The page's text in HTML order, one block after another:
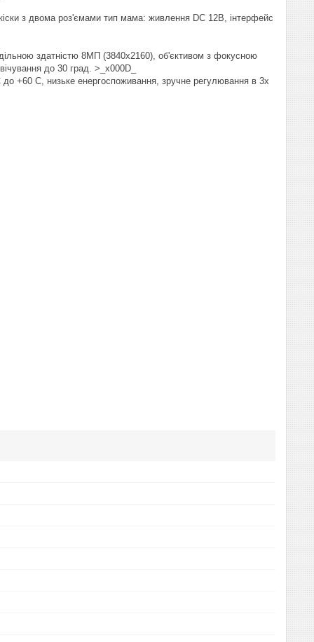
з двома роз'ємами тип мама: живлення DC 12В, інтерфейс
здатністю 8МП (3840х2160), об'єктивом з фокусною
до 30 град. >_x000D_
до +60 C, низьке енергоспоживання, зручне регулювання в 3х